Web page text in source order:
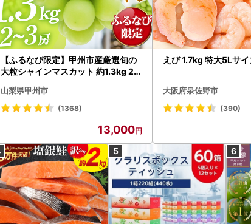
【ふるなび限定】甲州市産厳選旬の
大粒シャインマスカット 約1.3kg 2
472 FN-Limited-VO シャインマス
カット フルーツ
山梨県甲州市
(1368)
13,000
えび 1.7kg 特大5Lサ
大阪府泉佐野市
(390)